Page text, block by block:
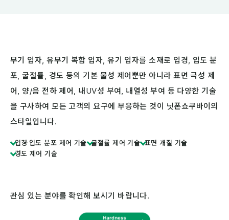
무기 입자, 유무기 복합 입자, 유기 입자를 소재로 입경, 입도 분
포, 굴절률, 경도 등의 기본 물성 제어뿐만 아니라 표면 극성 제
어, 양/음 전하 제어, 내UV성 부여, 내열성 부여 등 다양한 기술
을 구사하여 모든 고객의 요구에 부응하는 것이 닛폰쇼쿠바이의
스타일입니다.
입경·입도 분포 제어 기술 굴절률 제어 기술 표면 개질 기술
경도 제어 기술
관심 있는 분야를 확인해 보시기 바랍니다.